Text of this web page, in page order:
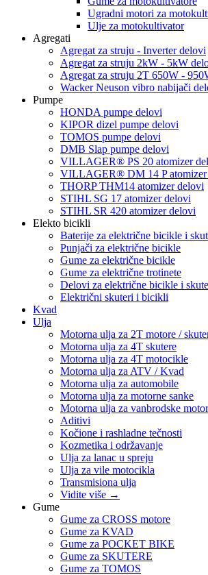
Ugradni motori za
Ulje za motokultivator
Agregati
Agregat za struju - Inverter delovi
Agregat za struju 2kW - 5kW
Agregat za struju 2T 650W -
Wacker Neuson vibro nabijači
Pumpe
HONDA pumpe delovi
KIPOR dizel pumpe delovi
TOMOS pumpe delovi
DMB Slap pumpe delovi
VILLAGER® PS 20 atomizer
VILLAGER® DM 14 P atomizer
THORP THM14 atomizer delovi
STIHL SG 17 atomizer delovi
STIHL SR 420 atomizer delovi
Elekto bicikli
Baterije za električne bicikle i
Punjači za električne bicikle
Gume za električne bicikle
Gume za električne trotinete
Delovi za električne bicikle i
Električni skuteri i bicikli
Kvad
Ulja
Motorna ulja za 2T motore /
Motorna ulja za 4T skutere
Motorna ulja za 4T motocikle
Motorna ulja za ATV / Kvad
Motorna ulja za automobile
Motorna ulja za motorne sanke
Motorna ulja za vanbrodske
Aditivi
Kočione i rashladne tečnosti
Kozmetika i održavanje
Ulja za lanac u spreju
Ulja za vile motocikla
Transmisiona ulja
Vidite više →
Gume
Gume za CROSS motore
Gume za KVAD
Gume za POCKET BIKE
Gume za SKUTERE
Gume za TOMOS